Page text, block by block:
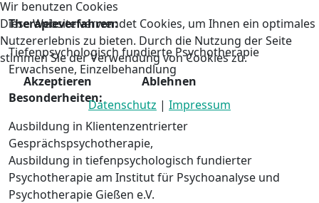
Therapieverfahren:
Tiefenpsychologisch fundierte Psychotherapie
Erwachsene, Einzelbehandlung
Besonderheiten:
Ausbildung in Klientenzentrierter
Gesprächspsychotherapie,
Ausbildung in tiefenpsychologisch fundierter
Psychotherapie am Institut für Psychoanalyse und
Psychotherapie Gießen e.V.
Wir benutzen Cookies
Diese Website verwendet Cookies, um Ihnen ein optimales
Nutzererlebnis zu bieten. Durch die Nutzung der Seite
stimmen Sie der Verwendung von Cookies zu.
Akzeptieren
Ablehnen
Datenschutz | Impressum